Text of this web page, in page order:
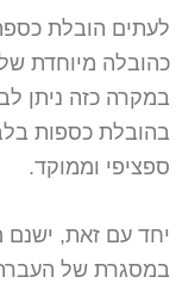
לעתים הובלת
כהובלה מיוחדת
במקרה כזה ניתן
בהובלת כספות
ספציפי וממוקד.
יחד עם זאת,
במסגרת של